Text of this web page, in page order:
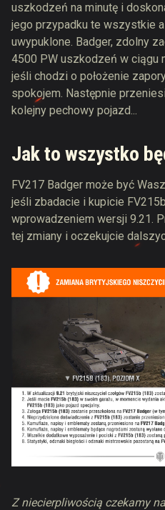
uszkodzeń na minutę i
jego przypadku te wszystkie
uwypuklone. Badger, zdolny
4500 PW uszkodzeń w ciągu
jeśli chodzi o położenie
spokojem. Następnie
kolejny pechowy pojazd...
Jak to wszystko
FV217 Badger może być
jeśli zbadacie i kupicie
wprowadzeniem wersji 9.21.
tej zmiany i oczekujcie
Z niecierpliwością czekamy